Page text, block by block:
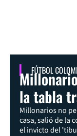
FÚTBOL
la tabla
Millonarios no
casa, salió de la
el invicto del